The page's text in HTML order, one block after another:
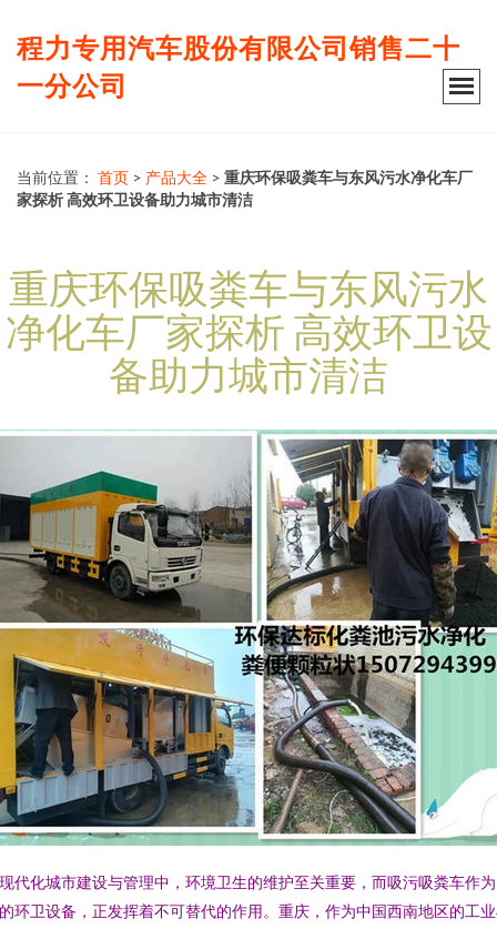
程力专用汽车股份有限公司销售二十
一分公司
当前位置： 首页 > 产品大全 > 重庆环保吸粪车与东风污水净化车厂
家探析 高效环卫设备助力城市清洁
重庆环保吸粪车与东风污水
净化车厂家探析 高效环卫设
备助力城市清洁
代化城市建设与管理中，环境卫生的维护至关重要，而吸污吸粪车作
环卫设备，正发挥着不可替代的作用。重庆，作为中国西南地区的工